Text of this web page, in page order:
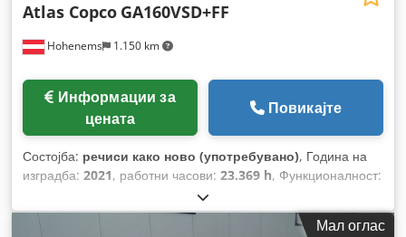
Hohenems 1.150 km
Atlas Copco GA160VSD+FF
цената
Повикајте
Состојба: речиси како ново (употребувано), Година на
изградба: 2021, работни часови: 23.369 h, Функционалност:
Мал оглас